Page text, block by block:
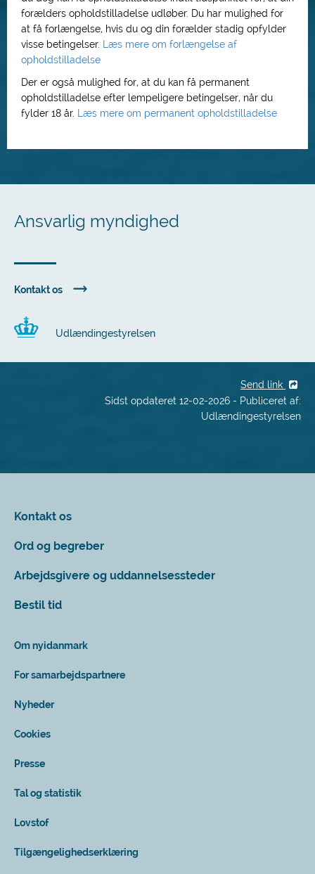
forælders opholdstilladelse udløber. Du har mulighed for
at få forlængelse, hvis du og din forælder stadig opfylder
visse betingelser.
Læs mere om forlængelse af
opholdstilladelse
Der er også mulighed for, at du kan få permanent
opholdstilladelse efter lempeligere betingelser, når du
fylder 18 år.
Læs mere om permanent opholdstilladelse
Ansvarlig myndighed
Kontakt os
Udlændingestyrelsen
Send link
Sidst opdateret 12-02-2026 - Publiceret af:
Udlændingestyrelsen
Kontakt os
Ord og begreber
Arbejdsgivere og uddannelsessteder
Bestil tid
Om nyidanmark
For samarbejdspartnere
Nyheder
Cookies
Presse
Tal og statistik
Lovstof
Tilgængelighedserklæring